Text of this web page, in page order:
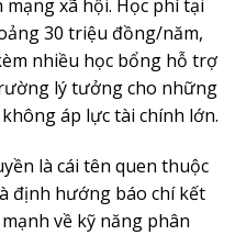
xã hội. Học phí tại
30 triệu đồng/năm,
nhiều học bổng hỗ trợ
lý tưởng cho những
áp lực tài chính lớn.
là cái tên quen thuộc
định hướng báo chí kết
về kỹ năng phân